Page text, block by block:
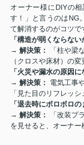
オーナー様にDIYの
す！」と言うのはNG
て解消するのがコツで
「構造が弱くならない
→ 解決策：
「柱や梁
（クロスや床材）の
「火災や漏水の原因に
→ 解決策：
電気工事
「見た目のリフレッ
「退去時にボロボロ
→ 解決策：
「改装プ
を見せると、オーナー